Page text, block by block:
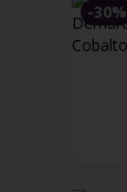
-30%